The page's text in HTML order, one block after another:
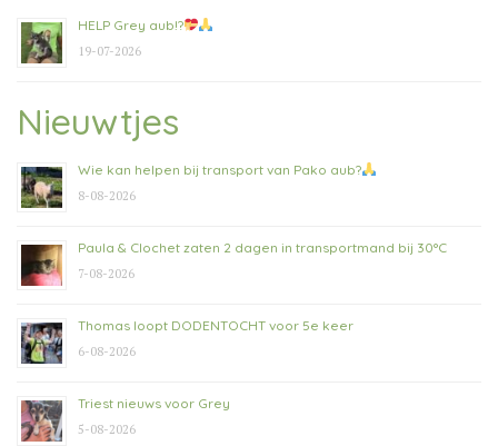
HELP Grey aub!?
19-07-2026
Nieuwtjes
Wie kan helpen bij transport van Pako aub?
8-08-2026
Paula & Clochet zaten 2 dagen in transportmand bij 30°C
7-08-2026
Thomas loopt DODENTOCHT voor 5e keer
6-08-2026
Triest nieuws voor Grey
5-08-2026